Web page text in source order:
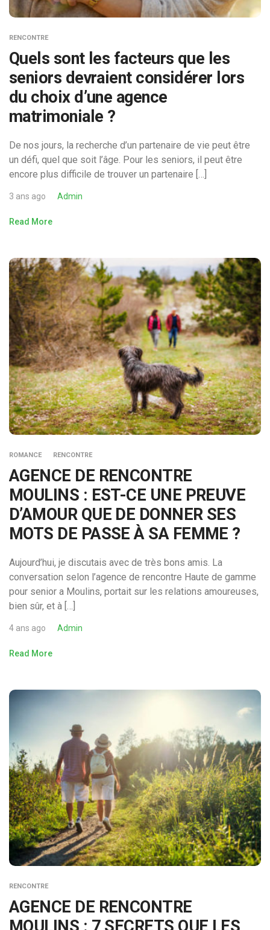
RENCONTRE
Quels sont les facteurs que les
seniors devraient considérer lors
du choix d’une agence
matrimoniale ?
De nos jours, la recherche d’un partenaire de vie peut être
un défi, quel que soit l’âge. Pour les seniors, il peut être
encore plus difficile de trouver un partenaire […]
3 ans ago Admin
Read More
ROMANCE RENCONTRE
AGENCE DE RENCONTRE
MOULINS : EST-CE UNE PREUVE
D’AMOUR QUE DE DONNER SES
MOTS DE PASSE À SA FEMME ?
Aujourd’hui, je discutais avec de très bons amis. La
conversation selon l’agence de rencontre Haute de gamme
pour senior a Moulins, portait sur les relations amoureuses,
bien sûr, et à […]
4 ans ago Admin
Read More
RENCONTRE
AGENCE DE RENCONTRE